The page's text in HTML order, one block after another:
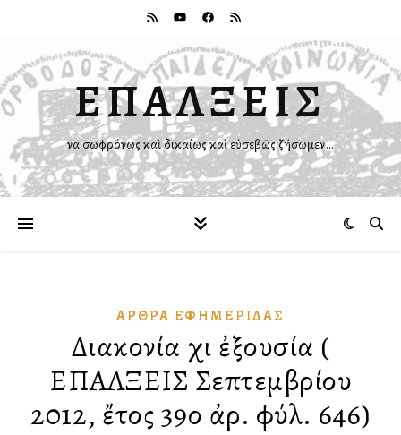
ΕΠΑΛΞΕΙΣ
Ἵνα σωφρόνως καὶ δικαίως καὶ εὐσεβῶς ζήσωμεν…
ἌΡΘΡΑ ἘΦΗΜΕΡΊΔΑΣ
Διακονία ὄχι ἐξουσία (
ΕΠΑΛΞΕΙΣ Σεπτεμβρίου
2012, ἔτος 39ο ἀρ. φύλ. 646)